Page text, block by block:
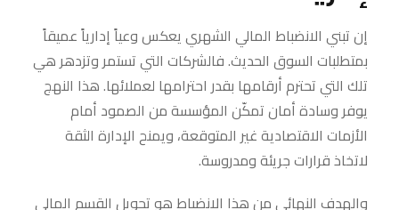
إن تبني الانضباط المالي الشهري يعكس وعياً إدارياً عميقاً
بمتطلبات السوق الحديث. فالشركات التي تستمر وتزدهر هي
تلك التي تحترم أرقامها بقدر احترامها لعملائها. هذا النهج
يوفر وسادة أمان تمكّن المؤسسة من الصمود أمام
الأزمات الاقتصادية غير المتوقعة، ويمنح الإدارة الثقة
لاتخاذ قرارات جريئة ومدروسة.
والهدف النهائي من هذا الانضباط هو تحويل القسم المالي